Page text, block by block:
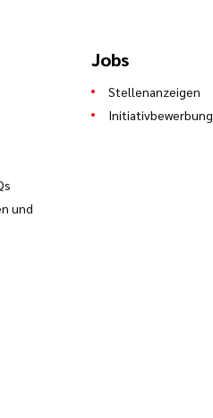
und
Jobs
Stellenanzeigen
Initiativbewerbung